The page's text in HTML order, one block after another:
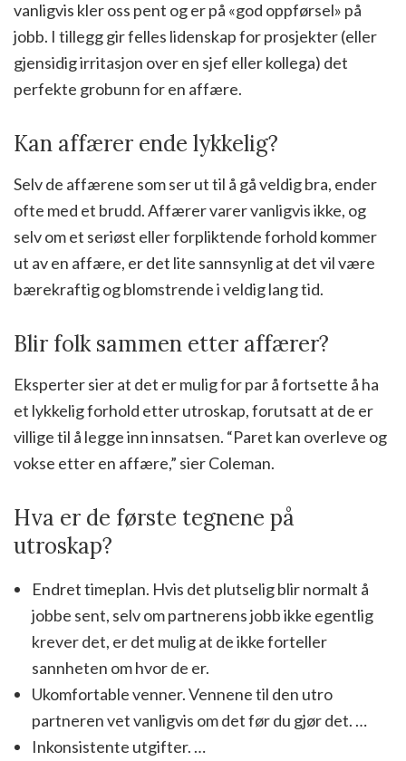
vanligvis kler oss pent og er på «god oppførsel» på
jobb. I tillegg gir felles lidenskap for prosjekter (eller
gjensidig irritasjon over en sjef eller kollega) det
perfekte grobunn for en affære.
Kan affærer ende lykkelig?
Selv de affærene som ser ut til å gå veldig bra, ender
ofte med et brudd. Affærer varer vanligvis ikke, og
selv om et seriøst eller forpliktende forhold kommer
ut av en affære, er det lite sannsynlig at det vil være
bærekraftig og blomstrende i veldig lang tid.
Blir folk sammen etter affærer?
Eksperter sier at det er mulig for par å fortsette å ha
et lykkelig forhold etter utroskap, forutsatt at de er
villige til å legge inn innsatsen. “Paret kan overleve og
vokse etter en affære,” sier Coleman.
Hva er de første tegnene på
utroskap?
Endret timeplan. Hvis det plutselig blir normalt å
jobbe sent, selv om partnerens jobb ikke egentlig
krever det, er det mulig at de ikke forteller
sannheten om hvor de er.
Ukomfortable venner. Vennene til den utro
partneren vet vanligvis om det før du gjør det. …
Inkonsistente utgifter. …